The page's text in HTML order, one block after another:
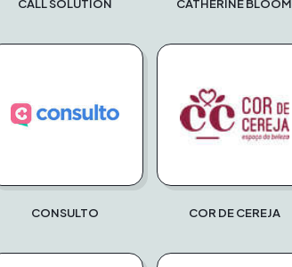
CALL SOLUTION CATHERINE BLOOM
CONSULTO COR DE CEREJA